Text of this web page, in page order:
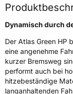
Höchstlast615 kg
Generelle
FahrzeugtypPKW
Verwendung
ModellnameGreen
FahrzeugartPKW
Dynamisch durch
Der Atlas Green HP
eine angenehme
kurzer Bremsweg
performt auch bei
hitzebeständige
langanhaltenden